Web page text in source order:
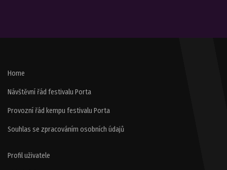
Home
Návštěvní řád festivalu Porta
Provozní řád kempu festivalu Porta
Souhlas se zpracováním osobních údajů
Profil uživatele